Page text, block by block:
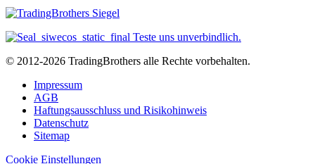
© 2012-2026 TradingBrothers alle Rechte vorbehalten.
Impressum
AGB
Haftungsausschluss und Risikohinweis
Datenschutz
Sitemap
Cookie Einstellungen